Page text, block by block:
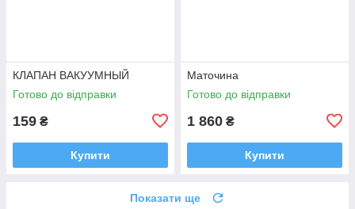
КЛАПАН ВАКУУМНЫЙ
Готово до відправки
159 ₴
Купити
Маточина
Готово до відправки
1 860 ₴
Купити
Показати ще